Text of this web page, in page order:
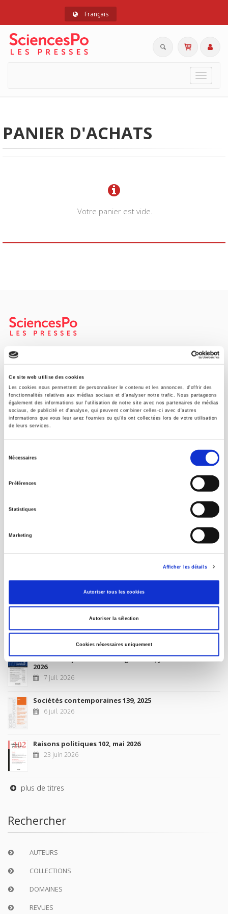
Ce site web utilise des cookies
Les cookies nous permettent de personnaliser le contenu et les annonces, d'offrir des
fonctionnalités relatives aux médias sociaux et d'analyser notre trafic. Nous partageons
également des informations sur l'utilisation de notre site avec nos partenaires de médias
sociaux, de publicité et d'analyse, qui peuvent combiner celles-ci avec d'autres
informations que vous leur avez fournies ou qu'ils ont collectées lors de votre utilisation
de leurs services.
Nécessaires
Préférences
Statistiques
Marketing
Afficher les détails
Autoriser tous les cookies
Autoriser la sélection
Cookies nécessaires uniquement
Français
Toggle
PANIER D'ACHATS
Votre panier est vide.
Maison d'édition dédiée aux sciences humaines et sociales, les
Presses de Sciences Po participent depuis leur création en 1976
à la transmission des savoirs et des idées
CONTACTS
FOREIGN RIGHTS
POUR LES LIBRAIRES
CONDITIONS GÉNÉRALES
À paraître
Revue française de science politique 76-2, avril-juin
10 juil. 2026
Revue française de sociologie 66 3/4, juillet-décembre
2026
7 juil. 2026
Sociétés contemporaines 139, 2025
6 juil. 2026
Raisons politiques 102, mai 2026
23 juin 2026
plus de titres
Rechercher
AUTEURS
COLLECTIONS
DOMAINES
REVUES